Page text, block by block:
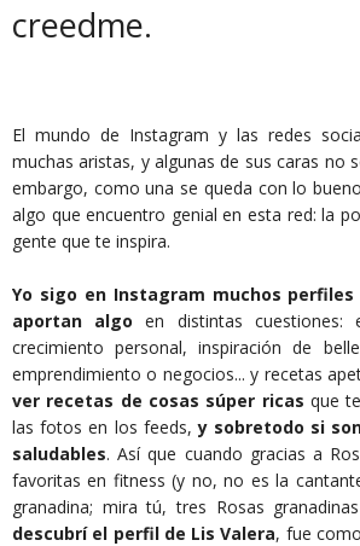
creedme.
El mundo de Instagram y las redes
muchas aristas, y algunas de sus caras no
embargo, como una se queda con lo
algo que encuentro genial en esta red: la
gente que te inspira.
Yo sigo en Instagram muchos
aportan algo en distintas cuestiones:
crecimiento personal, inspiración de
emprendimiento o negocios... y recetas
ver recetas de cosas súper ricas que
las fotos en los feeds,y sobretodo si
saludables. Así que cuando gracias a
favoritas en fitness (y no, no es la
granadina; mira tú, tres Rosas
descubrí el perfil de Lis Valera, fue